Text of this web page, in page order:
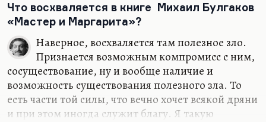
Но тогда это все имело не скажу…
Что восхваляется в книге Михаил Булгаков
«Мастер и Маргарита»?
Наверное, восхваляется там полезное зло.
Признается возможным компромисс с ним,
сосуществование, ну и вообще наличие и
возможность существования полезного зла. То
есть части той силы, что вечно хочет всякой дряни
и при этом иногда служит благу. Я такую